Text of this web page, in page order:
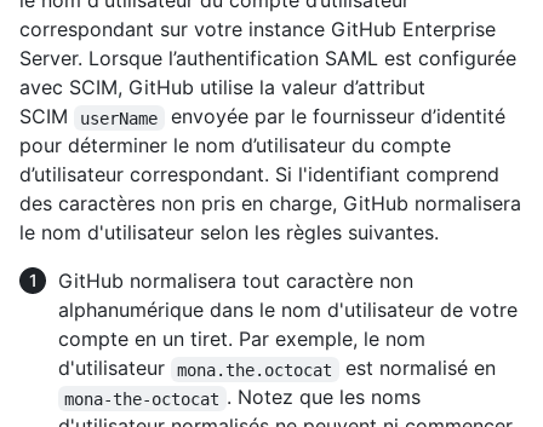
correspondant sur votre instance GitHub Enterprise
Server. Lorsque l’authentification SAML est configurée
avec SCIM, GitHub utilise la valeur d’attribut
SCIM
userName
envoyée par le fournisseur d’identité
pour déterminer le nom d’utilisateur du compte
d’utilisateur correspondant. Si l'identifiant comprend
des caractères non pris en charge, GitHub normalisera
le nom d'utilisateur selon les règles suivantes.
GitHub normalisera tout caractère non
alphanumérique dans le nom d'utilisateur de votre
compte en un tiret. Par exemple, le nom
d'utilisateur
mona.the.octocat est normalisé en
mona-the-octocat . Notez que les noms